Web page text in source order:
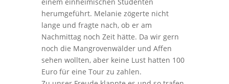
herumgeführt. Melanie zögerte nicht
lange und fragte nach, ob er am
Nachmittag noch Zeit hätte. Da wir gern
noch die Mangrovenwälder und Affen
sehen wollten, aber keine Lust hatten 100
Euro für eine Tour zu zahlen.